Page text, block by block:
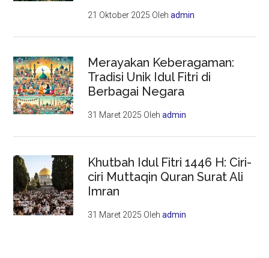
21 Oktober 2025 Olehadmin
Merayakan Keberagaman:
Tradisi Unik Idul Fitri di
Berbagai Negara
31 Maret 2025 Olehadmin
Khutbah Idul Fitri 1446 H: Ciri-
ciri Muttaqin Quran Surat Ali
Imran
31 Maret 2025 Olehadmin